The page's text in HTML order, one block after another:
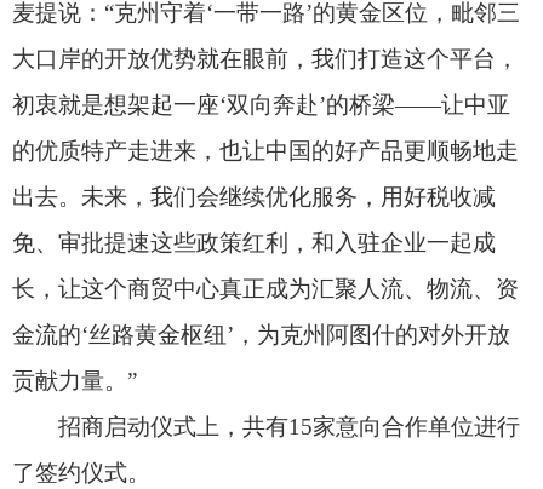
新疆农商银行克州中心支行阿图什工贸支行行
长沈雷说：“此次与丝路国际商贸中心签约合作，我
们倍感振奋。这不仅是银企携手的喜事，更是我们
扎根地方、服务实体经济的具体行动。克州地处丝
效，我们将和丝路国际商贸中心一起，助力克州的
好产品卖向全国、走向中亚，为地方经济发展添砖
加瓦！”
阿图什市丝路国际商贸中心的落成，是克州落